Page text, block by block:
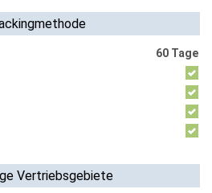
60 Tage
Vertriebsgebiete